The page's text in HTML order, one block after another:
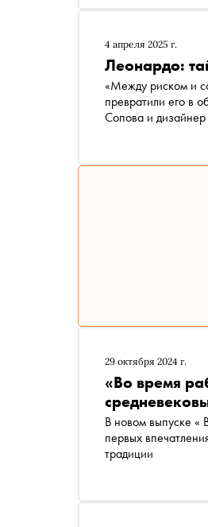
4 апреля 2025 г.
Леонардо:
«Между риском и совриском» — проект «Сноба» о
превратили его в
Сопова и
29 октября 2024 г.
«Во время
В новом выпуске «
первых
традиции